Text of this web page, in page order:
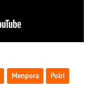
Menpora Polri